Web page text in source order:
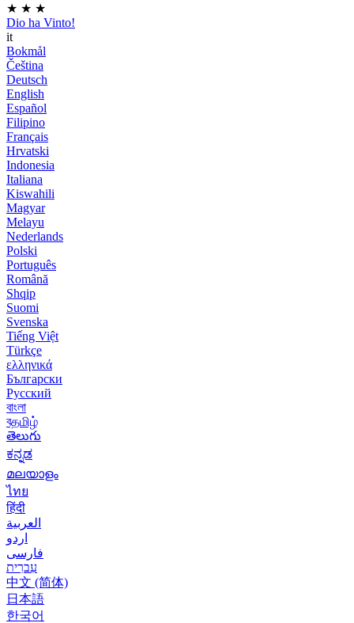
★ ★ ★
Dio ha Vinto!
it
Bokmål
Čeština
Deutsch
English
Español
Filipino
Français
Hrvatski
Indonesia
Italiana
Kiswahili
Magyar
Melayu
Nederlands
Polski
Português
Română
Shqip
Suomi
Svenska
Tiếng Việt
Türkçe
ελληνικά
Български
Русский
বাংলা
বதமிழ்
తెలుగు
ಕನ್ನಡ
മലയാളം
ไทย
हिंदी
العربية
اردو
فارسی
עִברִית
中文 (简体)
日本語
한국어